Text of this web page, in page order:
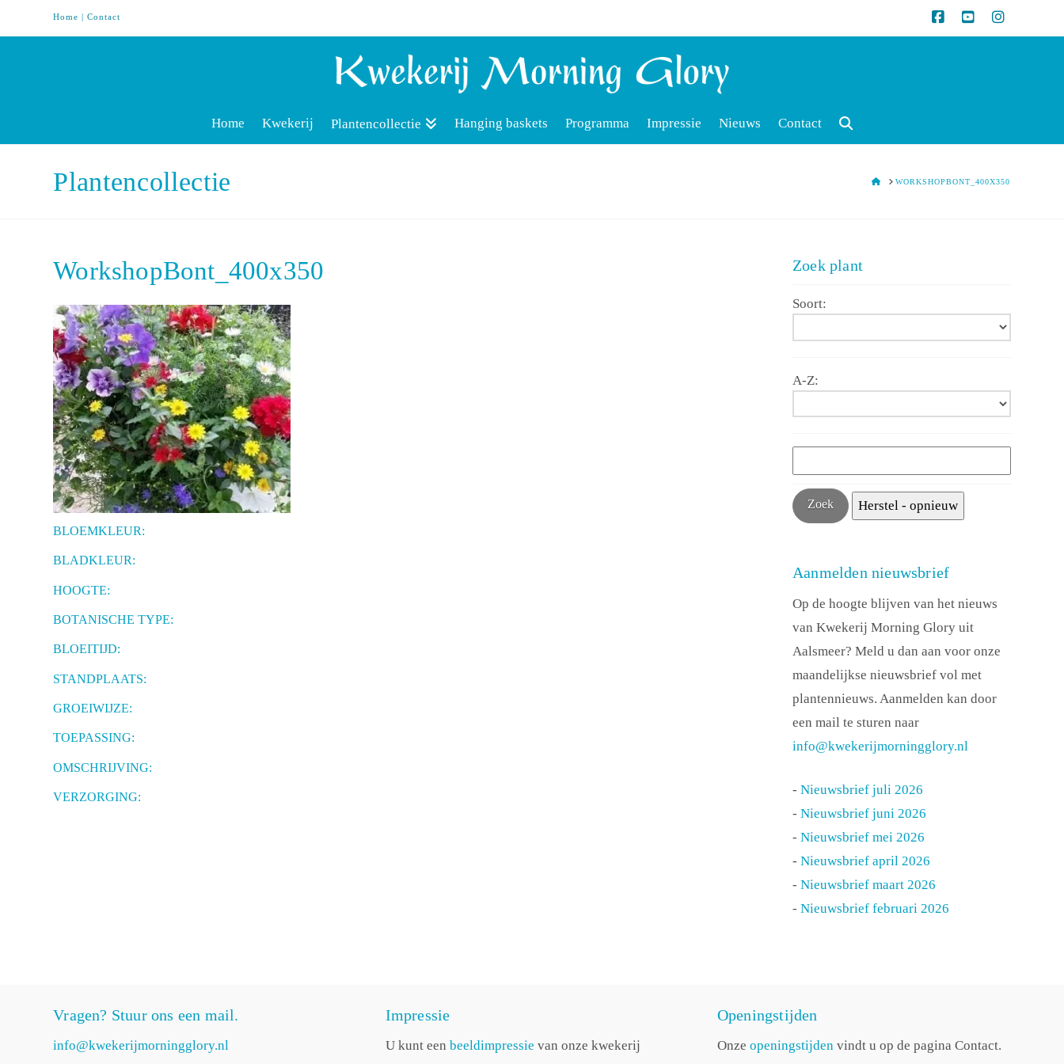
Home |Contact
Home Kwekerij Plantencollectie Hanging baskets Programma Impressie Nieuws Contact
Plantencollectie HOMEWORKSHOPBONT_400X350
WorkshopBont_400x350
BLOEMKLEUR:
BLADKLEUR:
HOOGTE:
BOTANISCHE TYPE:
BLOEITIJD:
STANDPLAATS:
GROEIWIJZE:
TOEPASSING:
OMSCHRIJVING:
VERZORGING:
Zoek plant
Soort:
A-Z:
Aanmelden nieuwsbrief
Op de hoogte blijven van het nieuws
van Kwekerij Morning Glory uit
Aalsmeer? Meld u dan aan voor onze
maandelijkse nieuwsbrief vol met
plantennieuws. Aanmelden kan door
een mail te sturen naar
info@kwekerijmorningglory.nl
-Nieuwsbrief juli 2026
-Nieuwsbrief juni 2026
-Nieuwsbrief mei 2026
-Nieuwsbrief april 2026
-Nieuwsbrief maart 2026
-Nieuwsbrief februari 2026
Vragen? Stuur ons een mail.
info@kwekerijmorningglory.nl
Impressie
U kunt een beeldimpressie van onze kwekerij
Openingstijden
Onze openingstijdenvindt u op de pagina Contact.